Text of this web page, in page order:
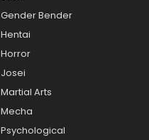
Gender Bender
Hentai
Horror
Josei
Martial Arts
Mecha
Psychological